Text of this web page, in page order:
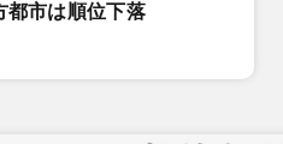
都市は順位下落